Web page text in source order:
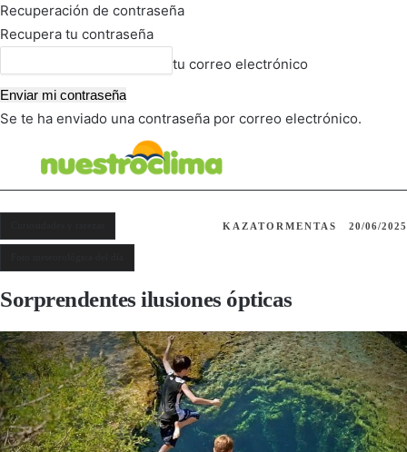
Recuperación de contraseña
Recupera tu contraseña
tu correo electrónico
Se te ha enviado una contraseña por correo electrónico.
KAZATORMENTAS 20/06/2025
Sorprendentes ilusiones ópticas